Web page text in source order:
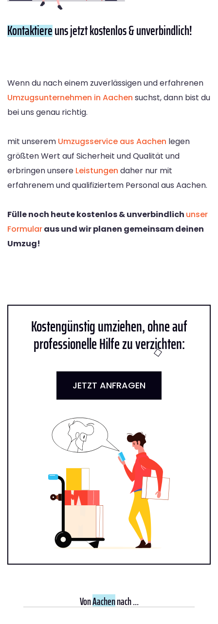
Kontaktiereuns jetzt kostenlos & unverbindlich!
Wenn du nach einem zuverlässigen und erfahrenen
Umzugsunternehmen in Aachen suchst, dann bist du
bei uns genau richtig.
mit unserem Umzugsservice aus Aachen legen
größten Wert auf Sicherheit und Qualität und
erbringen unsere Leistungen daher nur mit
erfahrenem und qualifiziertem Personal aus Aachen.
Fülle noch heute kostenlos & unverbindlich unser
Formularaus und wir planen gemeinsam deinen
Umzug!
Kostengünstig umziehen, ohne auf
professionelle Hilfe zu verzichten:
JETZT ANFRAGEN
VonAachennach ...